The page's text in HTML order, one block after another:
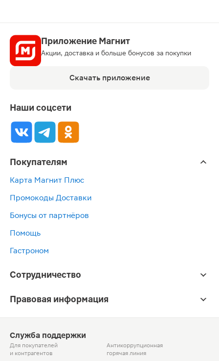
Приложение Магнит
Акции, доставка и больше бонусов за покупки
Скачать приложение
Наши соцсети
Покупателям
Карта Магнит Плюс
Промокоды Доставки
Бонусы от партнёров
Помощь
Гастроном
Сотрудничество
Правовая информация
Служба поддержки
Для покупателей
и контрагентов
Антикоррупционная
горячая линия